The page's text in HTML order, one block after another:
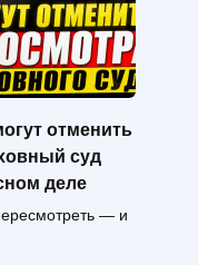
отменить
суд
деле
— и